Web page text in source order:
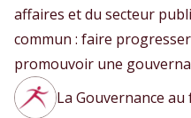
affaires et du secteur
commun : faire
promouvoir une
La Gouvernance au